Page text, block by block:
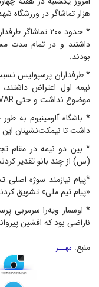
هزار تماشاگر در
* حدود ۲۰۰
داشتند و در تمام مدت
بودند.
* طرفداران پرسپولیس
نیمه اول اعتراض
موضوع نداشت و حتی VAR را بررسی نکرد.
* باشگاه آلومینیوم به
داشت تا نیمکت‌نشینان این
* بین دو نیمه در مقام
(س) از چند بانو تقدیر
*پیام نیازمند سوژه اصلی
«پیام تیم ملی» تشویق
* اوسمار ویه‌را سرمربی
ناراضی بود که افشین
منبع: مهـــر